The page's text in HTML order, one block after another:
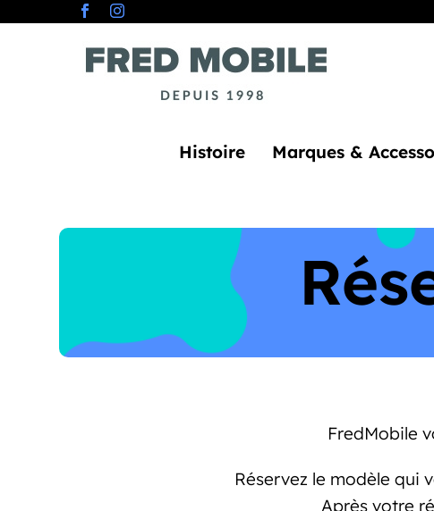
Histoire Marques &
FredMobile
Réservez le modèle qui
Après votre